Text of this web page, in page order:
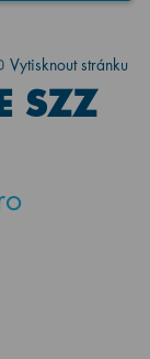
Vytisknout stránku
SZZ